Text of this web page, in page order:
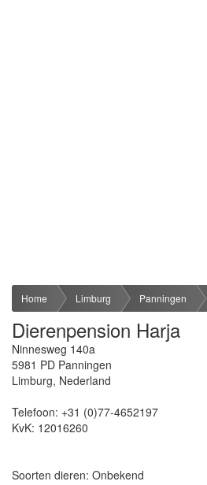
Home Limburg Panningen
Dierenpension Harja
Ninnesweg 140a
5981 PD Panningen
Limburg, Nederland
Telefoon: +31 (0)77-4652197
KvK: 12016260
Soorten dieren: Onbekend